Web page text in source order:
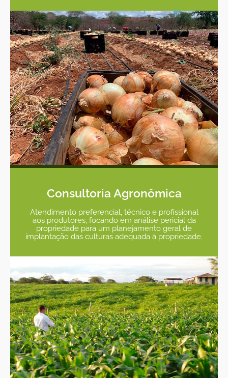
Consultoria Agronômica
Atendimento preferencial, técnico e profissional
aos produtores, focando em análise pericial da
propriedade para um planejamento geral de
implantação das culturas adequada à propriedade.